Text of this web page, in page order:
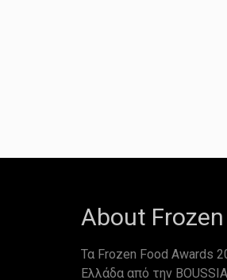
About
Τα Frozen Food Awards
Ελλάδα από την